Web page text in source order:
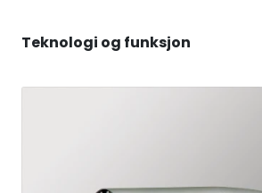
Teknologi og funksjon